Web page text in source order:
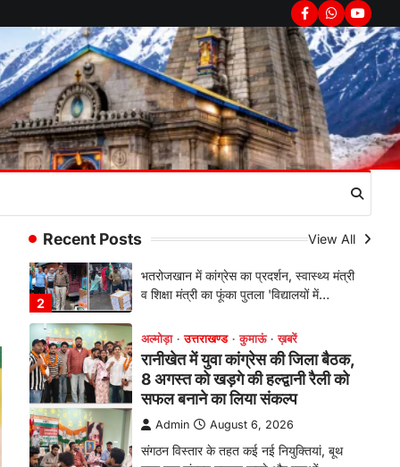
Facebook
Whatsapp
Recent Posts View All
2
Admin August 6, 2026
भतरोजखान में कांग्रेस का प्रदर्शन, स्वास्थ्य मंत्री
व शिक्षा मंत्री का फूंका पुतला 'विद्यालयों में…
3
अल्मोड़ा उत्तराखण्ड कुमाऊं ख़बरें
रानीखेत में युवा कांग्रेस की जिला बैठक,
8 अगस्त को खड़गे की हल्द्वानी रैली को
संगठन विस्तार के तहत कई नई नियुक्तियां, बूथ
4
अल्मोड़ा उत्तराखण्ड कुमाऊं ख़बरें
लोगों ने लिया लाभ, 191 में से 182
शिकायतों का मौके पर हुआ निस्तारण
Admin August 5, 2026
लोगों ने किया प्रतिभाग जिलाधिकारी अंशुल सिंह…